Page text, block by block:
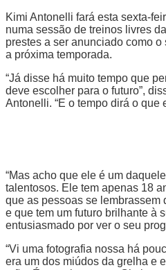
Kimi Antonelli fará esta sexta-
numa sessão de treinos livres
prestes a ser anunciado como
a próxima temporada.
“Já disse há muito tempo que
deve escolher para o futuro”,
Antonelli. “E o tempo dirá o que
“Mas acho que ele é um
talentosos. Ele tem apenas 18
que as pessoas se lembrassem
e que tem um futuro brilhante à
entusiasmado por ver o seu
“Vi uma fotografia nossa há
era um dos miúdos da grelha e